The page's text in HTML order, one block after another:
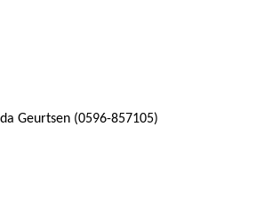
Geurtsen (0596-857105)